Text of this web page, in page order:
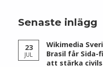
Senaste inlägg
23
JUL
Wikimedia
Brasil får
att stärka